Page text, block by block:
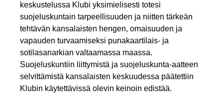
keskustelussa Klubi yksimielisesti totesi
suojeluskuntain tarpeellisuuden ja niitten tärkeän
tehtävän kansalaisten hengen, omaisuuden ja
vapauden turvaamiseksi punakaartilais- ja
sotilasanarkian valtaamassa maassa.
Suojeluskuntiin liittymistä ja suojeluskunta-aatteen
selvittämistä kansalaisten keskuudessa päätettiin
Klubin käytettävissä olevin keinoin edistää.